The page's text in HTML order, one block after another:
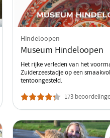
Hindeloopen
Museum Hindeloopen
Het rijke verleden van het
Zuiderzeestadje op een
tentoongesteld.
173